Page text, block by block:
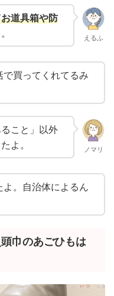
道具箱や防
えるふ
買ってくれてるみ
こと」以外
よ。 ノマリ
よ。自治体によるん
巾のあごひもは